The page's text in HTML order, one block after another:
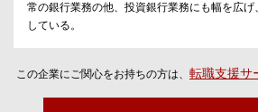
常の銀行業務の他、投資銀行業務にも幅を広
している。
この企業にご関心をお持ちの方は、 転職支援サ